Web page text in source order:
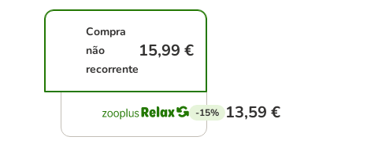
Compra
não
recorrente
15,99 €
-15% 13,59 €